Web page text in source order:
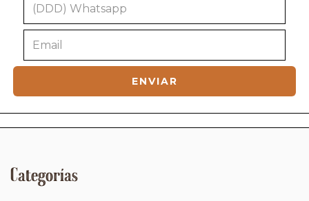
Categorías